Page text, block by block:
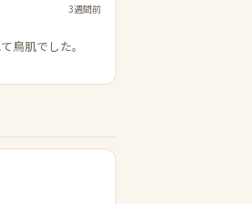
3週間前
鳥肌でした。